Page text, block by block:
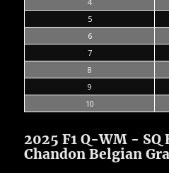
5
6
7
8
9
10
2025 F1 Q-WM - SQ
Chandon Belgian